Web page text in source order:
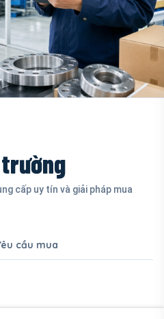
cấp uy tín và giải pháp mua
cầu mua